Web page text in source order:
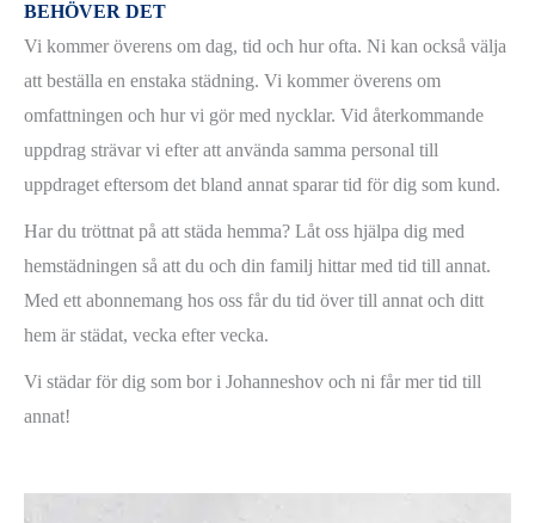
BEHÖVER DET
Vi kommer överens om dag, tid och hur ofta. Ni kan också välja
att beställa en enstaka städning. Vi kommer överens om
omfattningen och hur vi gör med nycklar. Vid återkommande
uppdrag strävar vi efter att använda samma personal till
uppdraget eftersom det bland annat sparar tid för dig som kund.
Har du tröttnat på att städa hemma? Låt oss hjälpa dig med
hemstädningen så att du och din familj hittar med tid till annat.
Med ett abonnemang hos oss får du tid över till annat och ditt
hem är städat, vecka efter vecka.
Vi städar för dig som bor i Johanneshov och ni får mer tid till
annat!